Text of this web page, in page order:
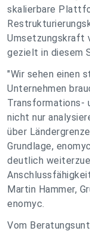
skalierbare
Umsetzungskraft
gezielt in diesem
"Wir sehen einen
Unternehmen
Transformations-
nicht nur
über
Grundlage,
deutlich
Martin Hammer,
enomyc.
Vom